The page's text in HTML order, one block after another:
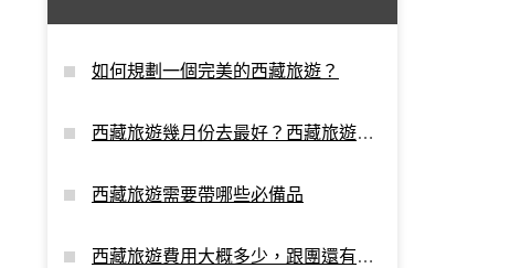
如何規劃一個完美的西藏旅遊？
西藏旅遊幾月份去最好？西藏旅遊最
西藏旅遊需要帶哪些必備品
西藏旅遊費用大概多少，跟團還有額